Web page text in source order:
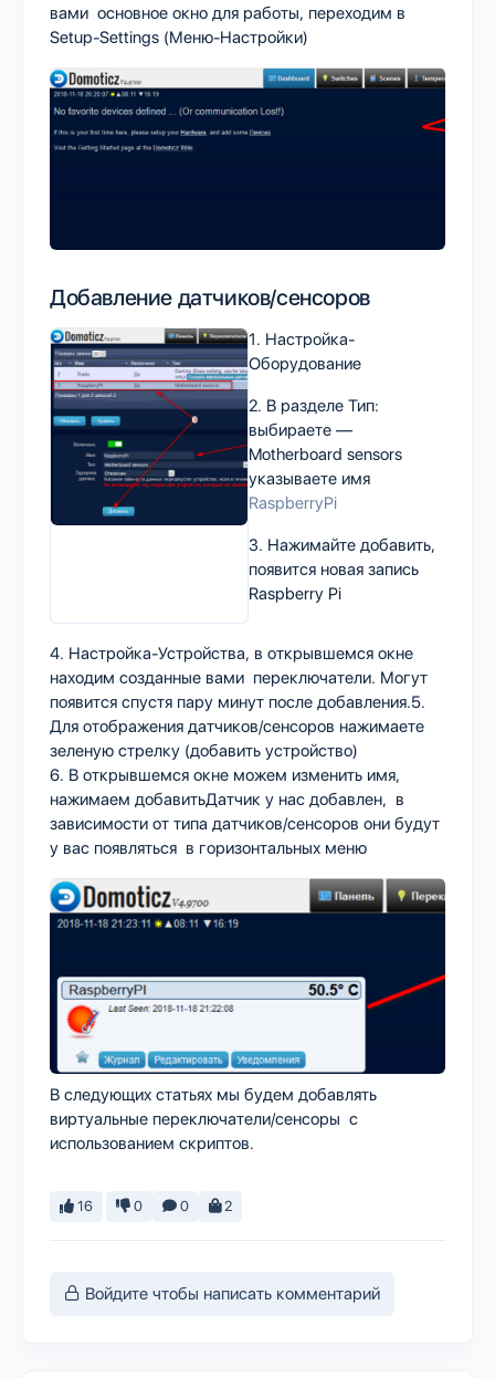
вами основное окно для работы, переходим в
Setup-Settings (Меню-Настройки)
Добавление датчиков/сенсоров
1. Настройка-
Оборудование
2. В разделе Тип:
выбираете —
Motherboard sensors
указываете имя
RaspberryPi
3. Нажимайте добавить,
появится новая запись
Raspberry Pi
4. Настройка-Устройства, в открывшемся окне
находим созданные вами переключатели. Могут
появится спустя пару минут после добавления.5.
Для отображения датчиков/сенсоров нажимаете
зеленую стрелку (добавить устройство)
6. В открывшемся окне можем изменить имя,
нажимаем добавитьДатчик у нас добавлен, в
зависимости от типа датчиков/сенсоров они будут
у вас появляться в горизонтальных меню
В следующих статьях мы будем добавлять
виртуальные переключатели/сенсоры с
использованием скриптов.
16 0 0 2
Войдите чтобы написать комментарий